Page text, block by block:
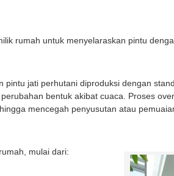
rumah untuk menyelaraskan pintu
jati perhutani diproduksi dengan
bentuk akibat cuaca. Proses
mencegah penyusutan atau
mulai dari: